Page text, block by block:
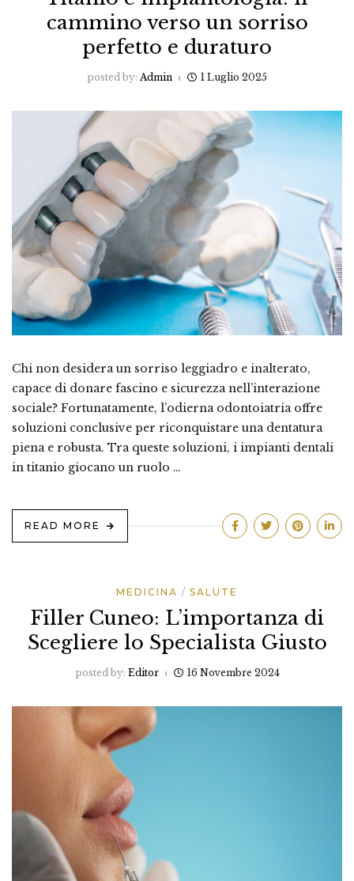
cammino verso un sorriso
perfetto e duraturo
posted by: Admin 1 Luglio 2025
Chi non desidera un sorriso leggiadro e inalterato,
capace di donare fascino e sicurezza nell’interazione
sociale? Fortunatamente, l’odierna odontoiatria offre
soluzioni conclusive per riconquistare una dentatura
piena e robusta. Tra queste soluzioni, i impianti dentali
in titanio giocano un ruolo …
READ MORE
MEDICINA SALUTE
Filler Cuneo: L’importanza di
Scegliere lo Specialista Giusto
posted by: Editor 16 Novembre 2024